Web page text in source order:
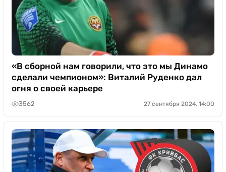
«В сборной нам говорили, что это мы Динамо
сделали чемпионом»: Виталий Руденко дал
огня о своей карьере
3562 27 сентября 2024, 14:00